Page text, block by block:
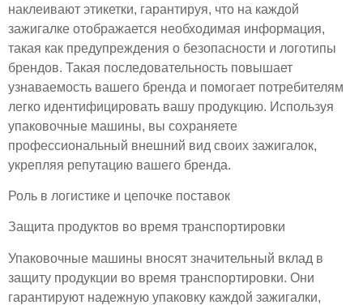
наклеивают этикетки, гарантируя, что на каждой
зажигалке отображается необходимая информация,
такая как предупреждения о безопасности и логотипы
брендов. Такая последовательность повышает
узнаваемость вашего бренда и помогает потребителям
легко идентифицировать вашу продукцию. Используя
упаковочные машины, вы сохраняете
профессиональный внешний вид своих зажигалок,
укрепляя репутацию вашего бренда.
Роль в логистике и цепочке поставок
Защита продуктов во время транспортировки
Упаковочные машины вносят значительный вклад в
защиту продукции во время транспортировки. Они
гарантируют надежную упаковку каждой зажигалки,